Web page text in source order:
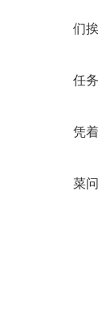
们
任
凭
菜